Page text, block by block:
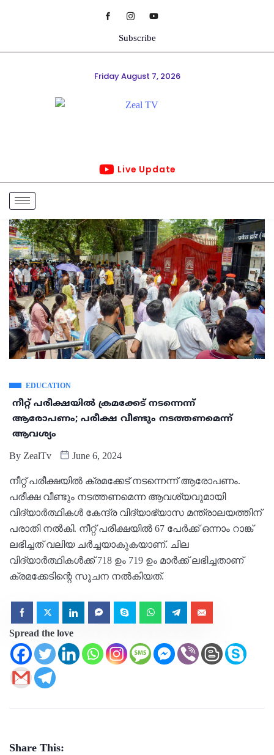
Subscribe
Friday August 7, 2026
Live Update
EDUCATION
നീറ്റ് പരീക്ഷയില്‍ ക്രമക്കേട് നടന്നെന്ന്
ആരോപണം; പരീക്ഷ വീണ്ടും നടത്തണമെന്ന്
ആവശ്യം
By ZealTv June 6, 2024
നീറ്റ് പരീക്ഷയില്‍ ക്രമക്കേട് നടന്നെന്ന് ആരോപണം.
പരീക്ഷ വീണ്ടും നടത്തണമെന്ന ആവശ്യവുമായി
വിദ്യാര്‍ത്ഥികള്‍ കേന്ദ്ര വിദ്യാഭ്യാസ മന്ത്രാലയത്തിന്
പരാതി നല്‍കി. നീറ്റ് പരീക്ഷയില്‍ 67 പേര്‍ക്ക് ഒന്നാം റാങ്ക്
ലഭിച്ചത് വലിയ ചര്‍ച്ചയാകുകയാണ്. ചില
വിദ്യാര്‍ത്ഥികള്‍ക്ക് 718 ഉം 719 ഉം മാര്‍ക്ക് ലഭിച്ചതാണ്
ക്രമക്കേടിന്റെ സൂചന നല്‍കിയത്.
Spread the love
Share This: